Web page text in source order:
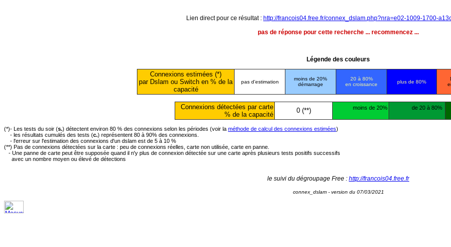
Lien direct pour ce résultat : http://francois04.free.fr/connex_dslam.php?nra=e02-1009-1700-
pas de réponse pour cette recherche ... recommencez ...
Légende des couleurs
Connexions estimées (*)
par Dslam ou Switch en % de la
capacité
pas d'estimation
moins de 20%
démarrage
20 à 80%
en croissance
plus de 80%
Connexions détectées par carte
% de la capacité
0 (**) moins de 20% de 20 à 80%
(*)- Les tests du soir (s.) détectent environ 80 % des connexions selon les périodes (voir la méthode de calcul des connexions estimées)
- les résultats cumulés des tests (c.) représentent 80 à 90% des connexions.
- l'erreur sur l'estimation des connexions d'un dslam est de 5 à 10 %
(**) Pas de connexions détectées sur la carte : peu de connexions réelles, carte non utilisée, carte en panne.
- Une panne de carte peut être supposée quand il n'y plus de connexion détectée sur une carte après plusieurs tests positifs successifs
avec un nombre moyen ou élevé de détections
le suivi du dégroupage Free : http://francois04.free.fr
connex_dslam - version du 07/03/2021